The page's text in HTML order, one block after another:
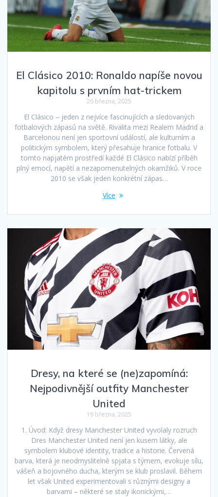
El Clásico 2010: Ronaldo napíše novou
kapitolu s prvním hat-trickem
26 března, 2025
El Clásico – jeden z nejvíce fascinujících a sledovaných
fotbalových zápasů na světě. Rivalita mezi Realem Madrid a
Barcelonou není jen sportovní událostí, ale kulturním a
politickým symbolem, který přesahuje hranice fotbalu. V
tomto napjatém prostředí každé El Clásico nabízí příběh
plný emocí, napětí a nezapomenutelných okamžiků. V roce
2010 se však jeden konkrétní zápas…
Více
Dresy, na které se (ne)zapomíná:
Nejpodivnější outfity Manchester
United
19 března, 2025
1. Úvod: Když dresy Manchester United vyvolaly rozruch
Dres Manchester United není jen kusem látky, ale
symbolem klubové identity, tradice a historie. Červená
barva, která je neodmyslitelně spjata s týmem, evokuje sílu,
vášeň a bojovného ducha, kterým se klub proslavil. Během
let však United experimentovali s různými designy a
barvami – některé se staly ikonickými,…